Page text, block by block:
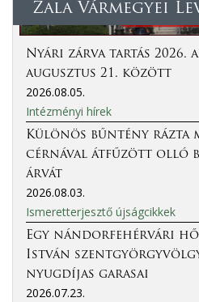
Zala Vármegyei
Nyári zárva tartás 2026.
augusztus 21. között
2026.08.05.
Intézményi hírek
Különös bűntény rázta
cérnával átfűzött olló
árvát
2026.08.03.
Ismeretterjesztő újságcikkek
Egy nándorfehérvári
István
nyugdíjas garasai
2026.07.23.